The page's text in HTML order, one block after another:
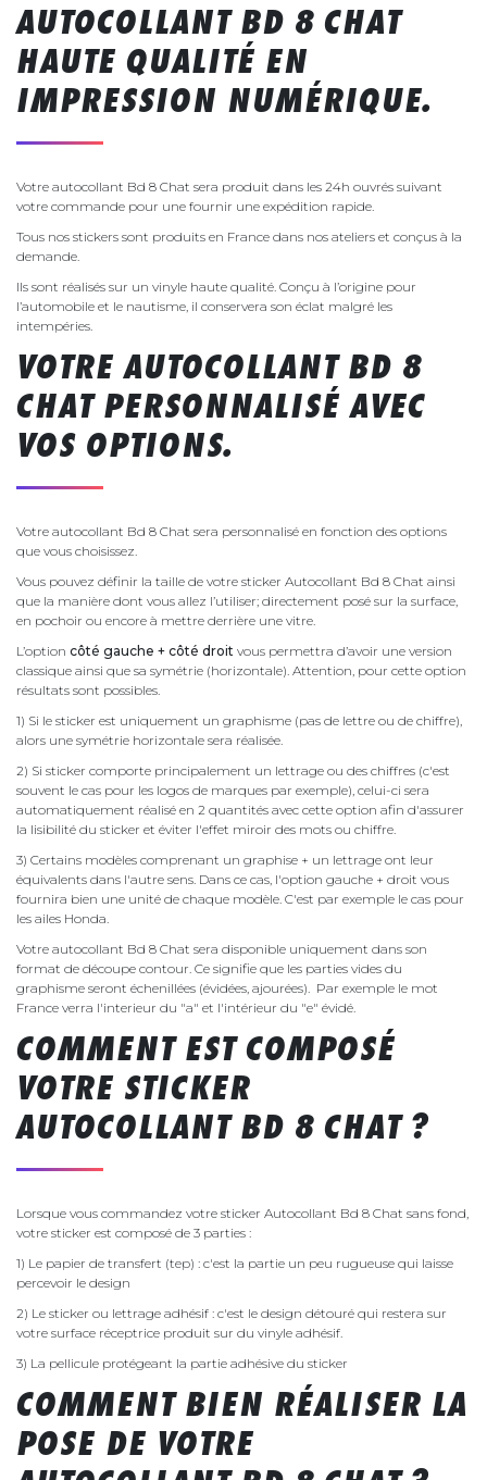
AUTOCOLLANT BD 8 CHAT
HAUTE QUALITÉ EN
IMPRESSION NUMÉRIQUE.
Votre autocollant Bd 8 Chat sera produit dans les 24h ouvrés suivant
votre commande pour une fournir une expédition rapide.
Tous nos stickers sont produits en France dans nos ateliers et conçus à la
demande.
Ils sont réalisés sur un vinyle haute qualité. Conçu à l’origine pour
l’automobile et le nautisme, il conservera son éclat malgré les
intempéries.
VOTRE AUTOCOLLANT BD 8
CHAT PERSONNALISÉ AVEC
VOS OPTIONS.
Votre autocollant Bd 8 Chat sera personnalisé en fonction des options
que vous choisissez.
Vous pouvez définir la taille de votre sticker Autocollant Bd 8 Chat ainsi
que la manière dont vous allez l’utiliser; directement posé sur la surface,
en pochoir ou encore à mettre derrière une vitre.
L’option côté gauche + côté droit vous permettra d’avoir une version
classique ainsi que sa symétrie (horizontale). Attention, pour cette option
résultats sont possibles.
1) Si le sticker est uniquement un graphisme (pas de lettre ou de chiffre),
alors une symétrie horizontale sera réalisée.
2) Si sticker comporte principalement un lettrage ou des chiffres (c'est
souvent le cas pour les logos de marques par exemple), celui-ci sera
automatiquement réalisé en 2 quantités avec cette option afin d'assurer
la lisibilité du sticker et éviter l'effet miroir des mots ou chiffre.
3) Certains modèles comprenant un graphise + un lettrage ont leur
équivalents dans l'autre sens. Dans ce cas, l'option gauche + droit vous
fournira bien une unité de chaque modèle. C'est par exemple le cas pour
les ailes Honda.
Votre autocollant Bd 8 Chat sera disponible uniquement dans son
format de découpe contour. Ce signifie que les parties vides du
graphisme seront échenillées (évidées, ajourées). Par exemple le mot
France verra l'interieur du "a" et l'intérieur du "e" évidé.
COMMENT EST COMPOSÉ
VOTRE STICKER
AUTOCOLLANT BD 8 CHAT ?
Lorsque vous commandez votre sticker Autocollant Bd 8 Chat sans fond,
votre sticker est composé de 3 parties :
1) Le papier de transfert (tep) : c'est la partie un peu rugueuse qui laisse
percevoir le design
2) Le sticker ou lettrage adhésif : c'est le design détouré qui restera sur
votre surface réceptrice produit sur du vinyle adhésif.
3) La pellicule protégeant la partie adhésive du sticker
COMMENT BIEN RÉALISER LA
POSE DE VOTRE